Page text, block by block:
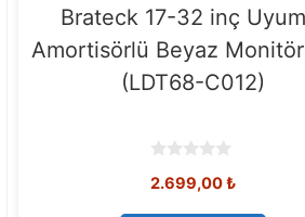
Brateck 17-32 inç
Amortisörlü Beyaz
(LDT68-C012)
o
2.699,00₺